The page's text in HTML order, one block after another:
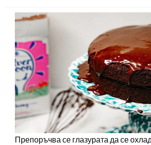
Препоръчва се глазурата да се